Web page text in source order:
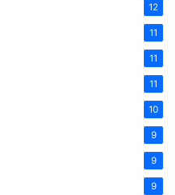
12
11
11
11
10
9
9
9